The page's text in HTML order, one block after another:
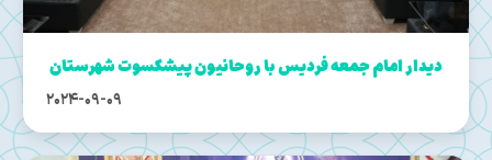
دیدار امام جمعه فردیس با روحانیون پیشکسوت شهرستان
2024-09-09